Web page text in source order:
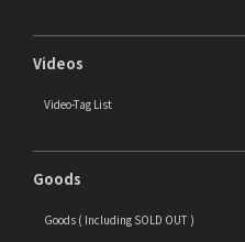
Videos
Video-Tag List
Goods
Goods ( Including SOLD OUT )